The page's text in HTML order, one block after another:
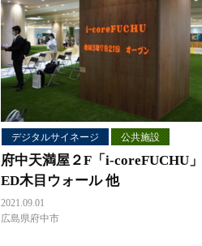
デジタルサイネージ 公共施設
府中天満屋２F「i-coreFUCHU
ED木目ウォール 他
2021.09.01
広島県府中市